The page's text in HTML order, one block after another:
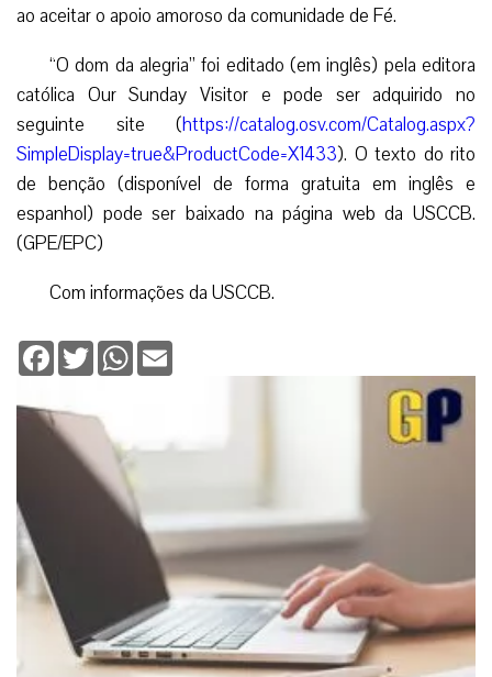
ao aceitar o apoio amoroso da comunidade de Fé.
“O dom da alegria” foi editado (em inglês) pela editora
católica Our Sunday Visitor e pode ser adquirido no
seguinte site (https://catalog.osv.com/Catalog.aspx?
SimpleDisplay=true&ProductCode=X1433). O texto do rito
de benção (disponível de forma gratuita em inglês e
espanhol) pode ser baixado na página web da USCCB.
(GPE/EPC)
Com informações da USCCB.
Facebook
TwitterWhatsApp